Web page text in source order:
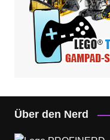
Über den Nerd